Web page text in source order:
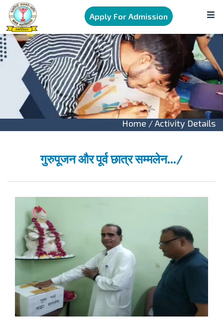
Apply For Admission
Home / Activity Details
गुरुपूजन और पूर्व छात्र सम्मलेन.../